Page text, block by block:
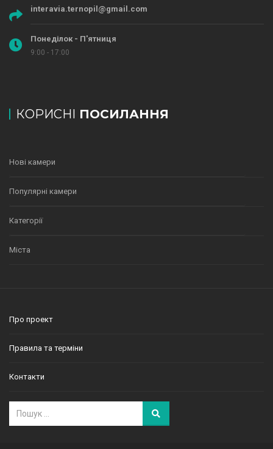
interavia.ternopil@gmail.com
Понеділок - П'ятниця
9:00 - 17:00
КОРИСНІ ПОСИЛАННЯ
Нові камери
Популярні камери
Категорії
Міста
Про проект
Правила та терміни
Контакти